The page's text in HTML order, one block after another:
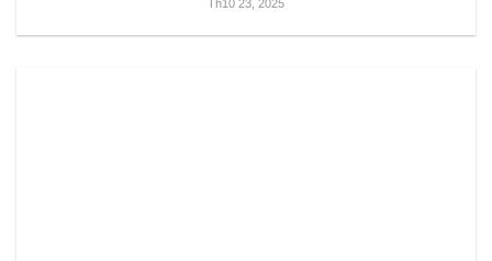
Th10 23, 2025